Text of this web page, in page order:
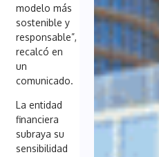
modelo más
sostenible y
responsable”,
recalcó en
un
comunicado.
La entidad
financiera
subraya su
sensibilidad